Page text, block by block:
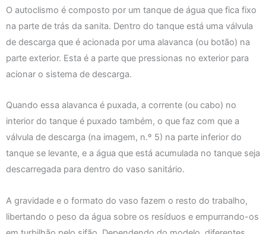
O autoclismo é composto por um tanque de água que fica fixo
na parte de trás da sanita. Dentro do tanque está uma válvula
de descarga que é acionada por uma alavanca (ou botão) na
parte exterior. Esta é a parte que pressionas no exterior para
acionar o sistema de descarga.
Quando essa alavanca é puxada, a corrente (ou cabo) no
interior do tanque é puxado também, o que faz com que a
válvula de descarga (na imagem, n.º 5) na parte inferior do
tanque se levante, e a água que está acumulada no tanque seja
descarregada para dentro do vaso sanitário.
A gravidade e o formato do vaso fazem o resto do trabalho,
libertando o peso da água sobre os resíduos e empurrando-os